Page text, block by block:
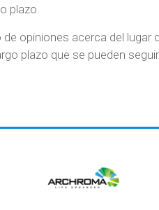
plazo.
opiniones acerca del lugar
plazo que se pueden